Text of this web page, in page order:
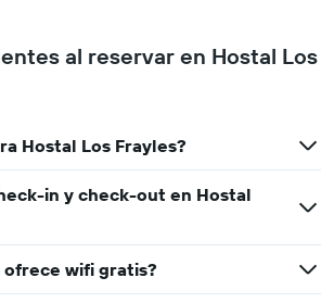
al reservar en Hostal Los
Hostal Los Frayles?
in y check-out en Hostal
ofrece wifi gratis?